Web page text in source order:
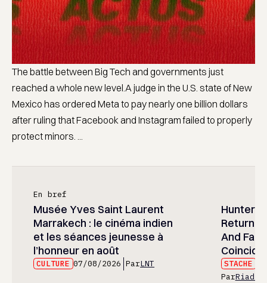
The battle between Big Tech and governments just
reached a whole new level.A judge in the U.S. state of New
Mexico has ordered Meta to pay nearly one billion dollars
after ruling that Facebook and Instagram failed to properly
protect minors. ...
En bref
Musée Yves Saint Laurent
Marrakech : le cinéma indien
et les séances jeunesse à
l’honneur en août
CULTURE 07/08/2026 ParLNT
Hunter
And
STACHE
ParRiad